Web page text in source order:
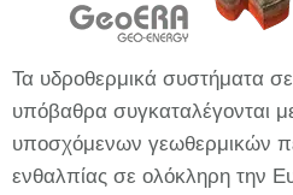
Τα υδροθερμικά συστήματα
υπόβαθρα συγκαταλέγονται
υποσχόμενων γεωθερμικών
ενθαλπίας σε ολόκληρη την